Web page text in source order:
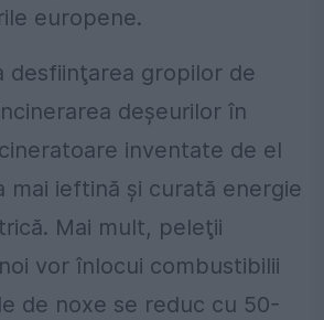
europene.
desfiinţarea gropilor de
deşeurilor în
inventate de el
mai ieftină şi curată energie
Mai mult, peleţii
vor înlocui combustibilii
de noxe se reduc cu 50-